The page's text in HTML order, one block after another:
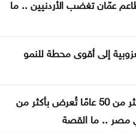
فتح مضيق هرمز خلال
سكنيا وتودي بحياة
المشترك خطوة
إلى أقوى محطة للنمو
سيارة عمرها أكثر من 50 عامًا تُعرض بأكثر من
مصر .. ما القصة